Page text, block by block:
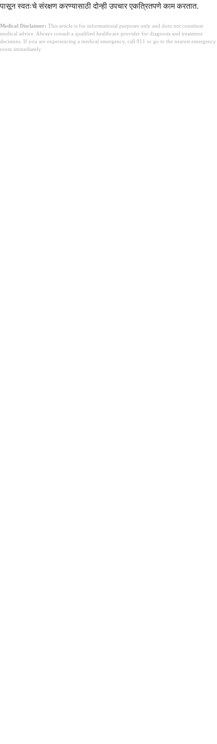
पासून स्वतःचे संरक्षण करण्यासाठी दोन्ही उपचार एकत्रितपणे काम करतात.
Medical Disclaimer: This article is for informational purposes only and does not constitute
medical advice. Always consult a qualified healthcare provider for diagnosis and treatment
decisions. If you are experiencing a medical emergency, call 911 or go to the nearest emergency
room immediately.